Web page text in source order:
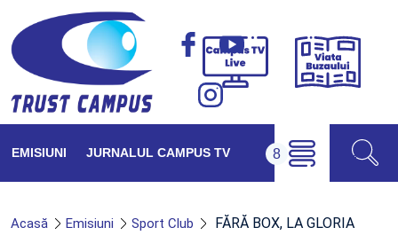
Campus
Viața
EMISIUNI JURNALUL CAMPUS TV
Acasă Emisiuni Sport Club FĂRĂ BOX, LA GLORIA